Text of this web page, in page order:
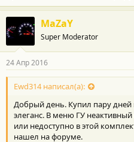
MaZaY
Super Moderator
24 Апр 2016
Ewd314 написал(а):
Добрый день. Купил пару дней
элеганс. В меню ГУ
или недоступно в этой
нашел на форуме.